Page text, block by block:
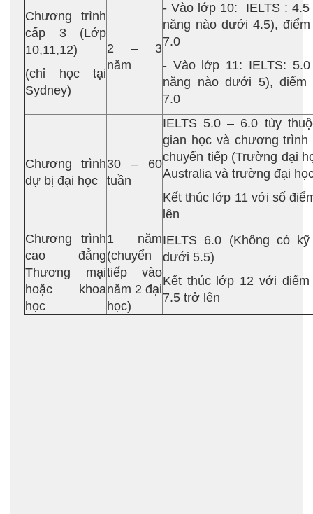
Chương trình
cấp 3 (Lớp
10,11,12)
(chỉ học tại
Sydney)
2 – 3
năm
- Vào lớp 10: IELTS : 4.5
năng nào dưới 4.5),
7.0
- Vào lớp 11: IELTS:
năng nào dưới 5), điểm
7.0
Chương trình
dự bị đại học
30 – 60
tuần
IELTS 5.0 – 6.0 tùy
gian học và chương trình
chuyển tiếp (Trường đại
Australia và trường đại
Kết thúc lớp 11 với số
lên
Chương trình
cao đẳng
Thương mại
hoặc khoa
học
1 năm
(chuyển
tiếp vào
năm 2 đại
học)
IELTS 6.0 (Không có
dưới 5.5)
Kết thúc lớp 12 với điểm
7.5 trở lên